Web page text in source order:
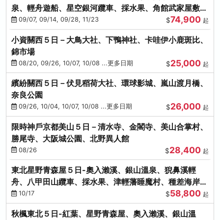
泉、輕舟遊船、星空銀河纜車、採水果、角館武家屋敷
(不進免稅店)(仙/青)
09/07, 09/14, 09/28, 11/23 $74,900 起
小資關西５日－大鳥大社、下鴨神社、卡哇伊小鹿斑比、
錦市場
08/20, 09/26, 10/07, 10/08 ...更多日期 $25,000 起
繽紛關西５日－伏見稻荷大社、環球影城、嵐山渡月橋、
奈良公園
09/26, 10/04, 10/07, 10/08 ...更多日期 $26,000 起
限時神戶京都美山５日－清水寺、金閣寺、美山合掌村、
勝尾寺、大阪城公園、北野異人館
08/26 $28,400 起
東北星野青森屋５日-奧入瀨溪、銀山溫泉、猊鼻溪輕
舟、八甲田山纜車、採水果、津輕藩睡魔村、種差海岸
(不進免稅店)
10/17 $58,800 起
秋楓東北５日-紅葉、星野青森屋、奧入瀨溪、銀山溫